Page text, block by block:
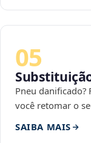
05
Pneu danificado?
você retomar o
SAIBA MAIS